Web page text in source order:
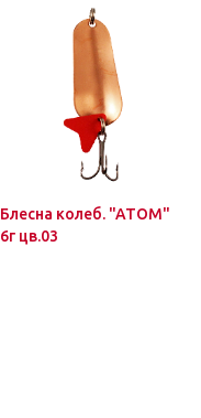
Блесна колеб. "ATOM"
6г цв.03